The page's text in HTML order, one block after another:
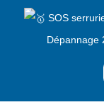
SOS
Dépannage